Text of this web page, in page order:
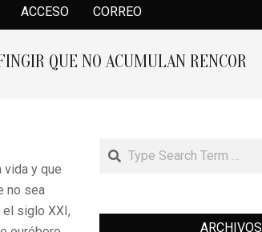
ACCESO CORREO
QUE NO ACUMULAN RENCOR
vida y que
no sea
siglo XXI,
Search
ARCHIVOS